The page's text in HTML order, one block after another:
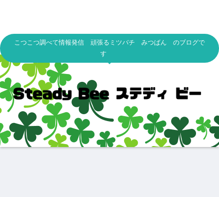
こつこつ調べて情報発信 頑張るミツバチ みつばん のブログで
す